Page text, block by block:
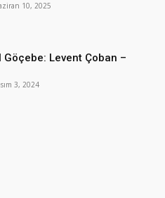
10, 2025
Göçebe: Levent Çoban –
3, 2024